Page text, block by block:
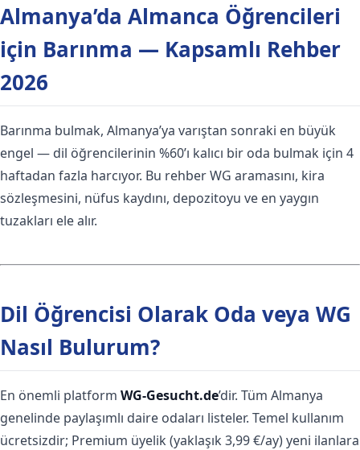
Almanya’da Almanca Öğrencileri
için Barınma — Kapsamlı Rehber
2026
Barınma bulmak, Almanya’ya varıştan sonraki en büyük
engel — dil öğrencilerinin %60’ı kalıcı bir oda bulmak için 4
haftadan fazla harcıyor. Bu rehber WG aramasını, kira
sözleşmesini, nüfus kaydını, depozitoyu ve en yaygın
tuzakları ele alır.
Dil Öğrencisi Olarak Oda veya WG
Nasıl Bulurum?
En önemli platform WG-Gesucht.de’dir. Tüm Almanya
genelinde paylaşımlı daire odaları listeler. Temel kullanım
ücretsizdir; Premium üyelik (yaklaşık 3,99 €/ay) yeni ilanlara